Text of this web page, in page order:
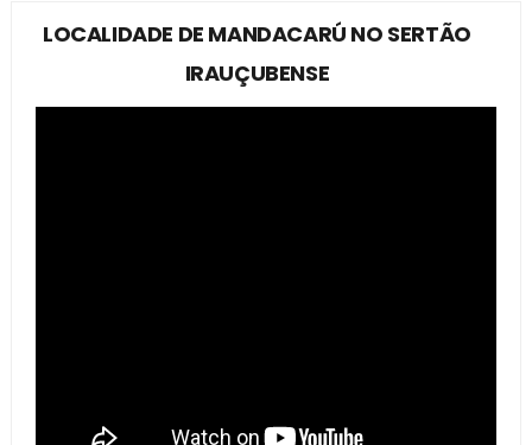
LOCALIDADE DE MANDACARÚ NO SERTÃO
IRAUÇUBENSE